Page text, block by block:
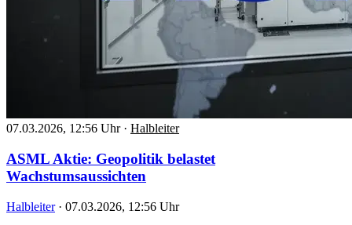
07.03.2026, 12:56 Uhr · Halbleiter
ASML Aktie: Geopolitik belastet
Wachstumsaussichten
Halbleiter · 07.03.2026, 12:56 Uhr